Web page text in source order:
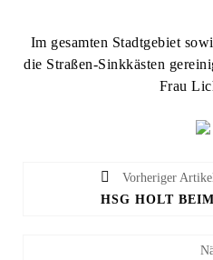
Im gesamten Stadtgebiet
die Straßen-Sinkkästen
Frau
Vorheriger